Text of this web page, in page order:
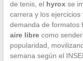
de tenis, el hyroxse
carrera y los
demanda de formatos
aire librecomo
popularidad,
semana según el